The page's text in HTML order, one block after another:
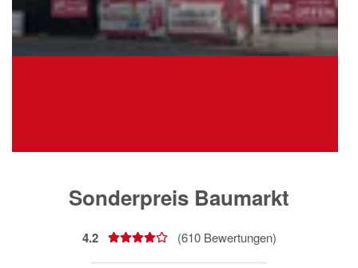
Sonderpreis Baumarkt
4.2 (610Bewertungen)